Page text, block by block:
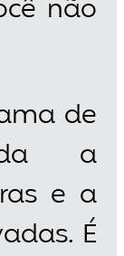
não
de
a
e a
É